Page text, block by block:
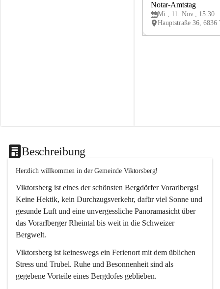
Notar-Amtstag
Mi., 11. Nov., 15:30
Beschreibung
Herzlich willkommen in der Gemeinde Viktorsberg!
Viktorsberg ist eines der schönsten Bergdörfer Vorarlbergs!
Keine Hektik, kein Durchzugsverkehr, dafür viel Sonne und
gesunde Luft und eine unvergessliche Panoramasicht über
das Vorarlberger Rheintal bis weit in die Schweizer
Bergwelt.
Viktorsberg ist keineswegs ein Ferienort mit dem üblichen
Stress und Trubel. Ruhe und Besonnenheit sind als
gegebene Vorteile eines Bergdofes geblieben.